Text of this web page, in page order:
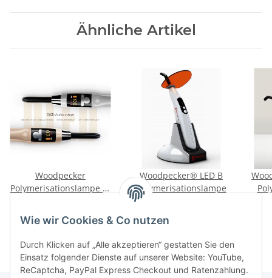
Ähnliche Artikel
Woodpecker
Polymerisationslampe X-
Woodpecker® LED B
Polymerisationslampe
Wie wir Cookies & Co nutzen
Durch Klicken auf „Alle akzeptieren“ gestatten Sie den
Einsatz folgender Dienste auf unserer Website: YouTube,
ReCaptcha, PayPal Express Checkout und Ratenzahlung.